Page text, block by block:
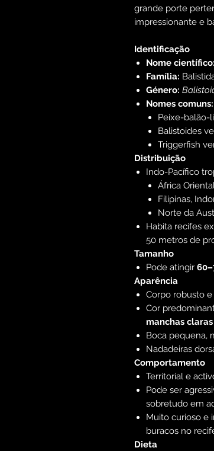
grande porte
impressionante e
Identificação
Nome científico:
Família:
Género:
Nomes comuns:
Peixe-balão-
Balistoides
Triggerfish
Distribuição
Indo-Pacífico
África
Filipinas,
Norte da
Habita recifes
50 metros de
Tamanho
Pode atingir
Aparência
Corpo robusto
Cor
manchas claras
Boca pequena,
Nadadeiras
Comportamento
Territorial e
Pode ser
sobretudo em
Muito curioso e
buracos no
Dieta